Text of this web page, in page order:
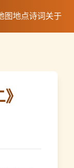
图地点诗词 关于
》